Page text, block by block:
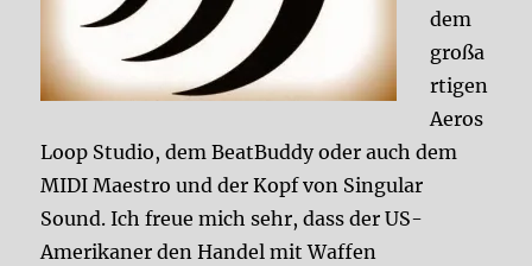
dem
großa
rtigen
Aeros
Loop Studio, dem BeatBuddy oder auch dem
MIDI Maestro und der Kopf von Singular
Sound. Ich freue mich sehr, dass der US-
Amerikaner den Handel mit Waffen